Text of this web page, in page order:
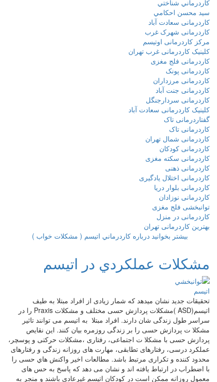
كاردرماني شناختي
سيد محسن احكامي
کاردرمانی سعادت آباد
کاردرمانی شهرک غرب
مرکز کاردرمانی اوتیسم
کلینیک کاردرمانی غرب تهران
کاردرمانی فلج مغزی
کاردرمانی پونک
کاردرمانی مرزداران
کاردرمانی جنت آباد
کاردرمانی سردارجنگل
کلینیک کاردرمانی سعادت آباد
گفتاردرمانی تاک
کاردرمانی تاک
کاردرمانی شمال تهران
کاردرمانی کودکان
کاردرمانی سکته مغزی
کاردرمانی ذهنی
کاردرمانی اختلال یادگیری
کاردرمانی بلوار دریا
کاردرمانی نوزادان
توانبخشی فلج مغزی
کاردرمانی در منزل
بهترین کاردرمانی تهران
بیشتر بخوانید درباره كاردرماني اتيسم ( مشكلات خواب )
مشكلات عملكردي در اتيسم
تحقيقات جدید نشان میدهد که شمار زیادی از افراد مبتلا به طيف
اتيسم(ASD )مشکلات پردازش حسی مختلف و مشکلات Praxis را در
سراسر طول زندگی شان دارند. افراد مبتلا به اتيسم می توانند تاثیر
مشکلا ت پردازش حسی را بر زندگی روزمره بیان کنند. این نقایص
پردازش حسی با مشکلا ت اجتماعی، رفتاری ،مشکلات حرکتی و پوسچر،
عملکرد درسی، رفتارهای تطابقی، مهارت های روزانه زندگی و رفتارهای
محدود کننده و تکراری مرتبط باشد. مطالعات اخیر واکنش هاي حسی را
با اضطراب در ارتباط یافته اند و نشان می دهد که پاسخ به حس های
معمول روزانه ممکن است در کودکان اتيسم غیرعادی باشند و منجر به